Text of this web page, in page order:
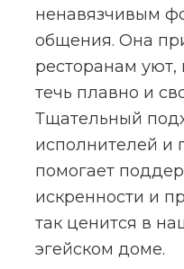
ненавязчивым
общения. Она
ресторанам
течь плавно и
Тщательный
исполнителей и
помогает
искренности и
так ценится в
эгейском доме.